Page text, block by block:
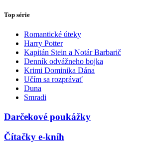
Top série
Romantické úteky
Harry Potter
Kapitán Stein a Notár Barbarič
Denník odvážneho bojka
Krimi Dominika Dána
Učím sa rozprávať
Duna
Smradi
Darčekové poukážky
Čítačky e-kníh